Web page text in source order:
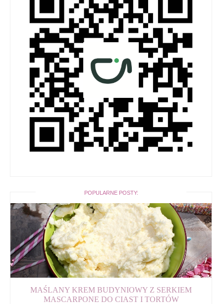
POPULARNE POSTY:
MAŚLANY KREM BUDYNIOWY Z SERKIEM
MASCARPONE DO CIAST I TORTÓW